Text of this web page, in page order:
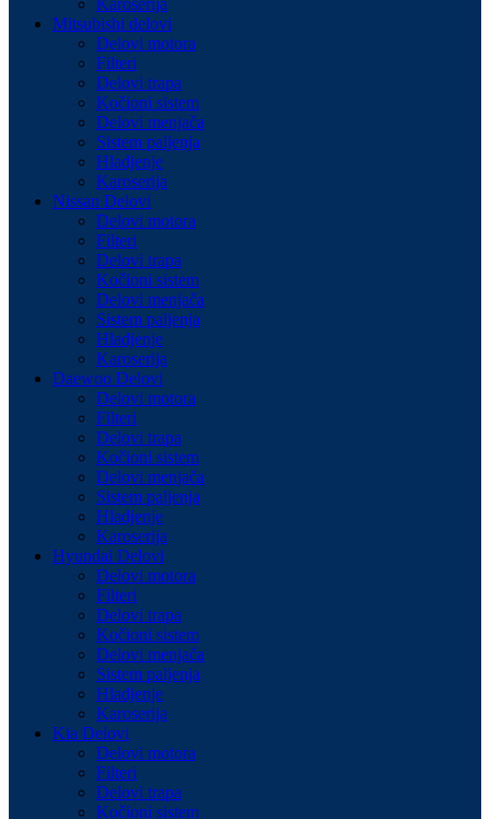
Karoserija
Mitsubishi delovi
Delovi motora
Filteri
Delovi trapa
Kočioni sistem
Delovi menjača
Sistem paljenja
Hladjenje
Karoserija
Nissan Delovi
Delovi motora
Filteri
Delovi trapa
Kočioni sistem
Delovi menjača
Sistem paljenja
Hladjenje
Karoserija
Daewoo Delovi
Delovi motora
Filteri
Delovi trapa
Kočioni sistem
Delovi menjača
Sistem paljenja
Hladjenje
Karoserija
Hyundai Delovi
Delovi motora
Filteri
Delovi trapa
Kočioni sistem
Delovi menjača
Sistem paljenja
Hladjenje
Karoserija
Kia Delovi
Delovi motora
Filteri
Delovi trapa
Kočioni sistem